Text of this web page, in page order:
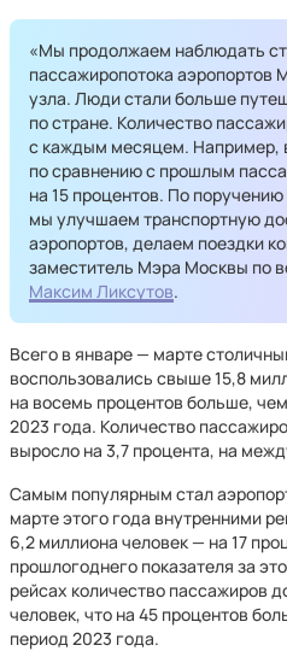
«Мы продолжаем наблюдать
пассажиропотока аэропортов
узла. Люди стали больше
по стране. Количество
с каждым месяцем. Например,
по сравнению с прошлым
на 15 процентов. По
мы улучшаем транспортную
аэропортов, делаем поездки
заместитель Мэра Москвы по
Максим Ликсутов.
Всего в январе — марте
воспользовались свыше 15,8
на восемь процентов больше,
2023 года. Количество
выросло на 3,7 процента, на
Самым популярным стал
марте этого года внутренними
6,2 миллиона человек — на 17
прошлогоднего показателя за
рейсах количество пассажиров
человек, что на 45 процентов
период 2023 года.